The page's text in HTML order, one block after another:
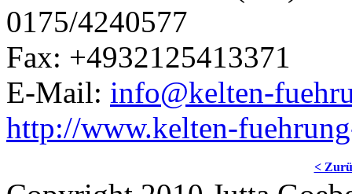
0175/4240577
Fax: +4932125413371
E-Mail: info@kelten-
http://www.kelten-
<